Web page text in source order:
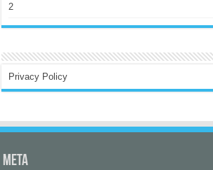
2
Privacy Policy
Meta